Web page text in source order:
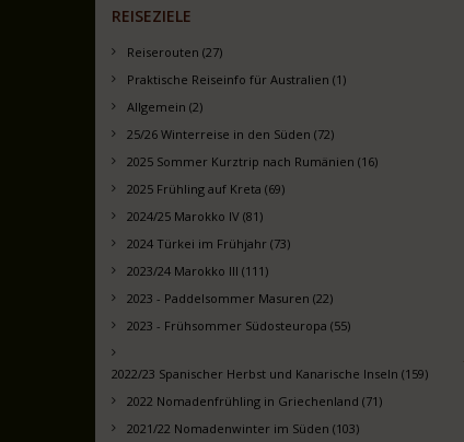
REISEZIELE
Reiserouten (27)
Praktische Reiseinfo für Australien (1)
Allgemein (2)
25/26 Winterreise in den Süden (72)
2025 Sommer Kurztrip nach Rumänien (16)
2025 Frühling auf Kreta (69)
2024/25 Marokko IV (81)
2024 Türkei im Frühjahr (73)
2023/24 Marokko III (111)
2023 - Paddelsommer Masuren (22)
2023 - Frühsommer Südosteuropa (55)
2022/23 Spanischer Herbst und Kanarische Inseln (159)
2022 Nomadenfrühling in Griechenland (71)
2021/22 Nomadenwinter im Süden (103)